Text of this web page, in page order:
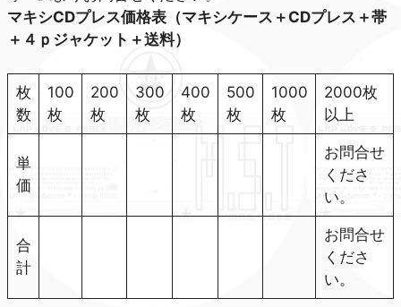
マキシCDプレス価格表（マキシケース＋CDプレス＋帯
＋４ｐジャケット＋送料）
枚
数
100
枚
200
枚
300
枚
400
枚
500
枚
1000
枚
2000枚
以上
単
価
お問合せ
くださ
い。
合
計
お問合せ
くださ
い。